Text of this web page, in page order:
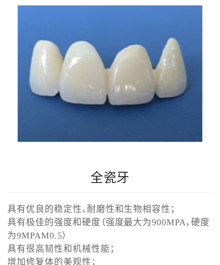
全瓷牙
具有优良的稳定性、耐磨性和生物相容性；
具有极佳的强度和硬度（强度最大为900MPA，硬度
为9MPAM0.5）
具有很高韧性和机械性能；
增加修复体的美观性；